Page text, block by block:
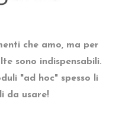
che amo, ma per
sono indispensabili.
"ad hoc" spesso li
da usare!